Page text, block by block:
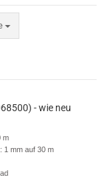
- wie neu
m
1 mm auf 30 m